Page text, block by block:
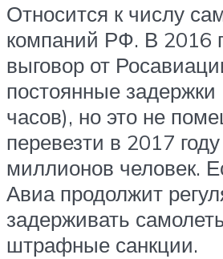
Относится к числу
компаний РФ. В 2016
выговор от
постоянные
часов), но это не
перевезти в 2017
миллионов человек.
Авиа продолжит
задерживать
штрафные санкции.